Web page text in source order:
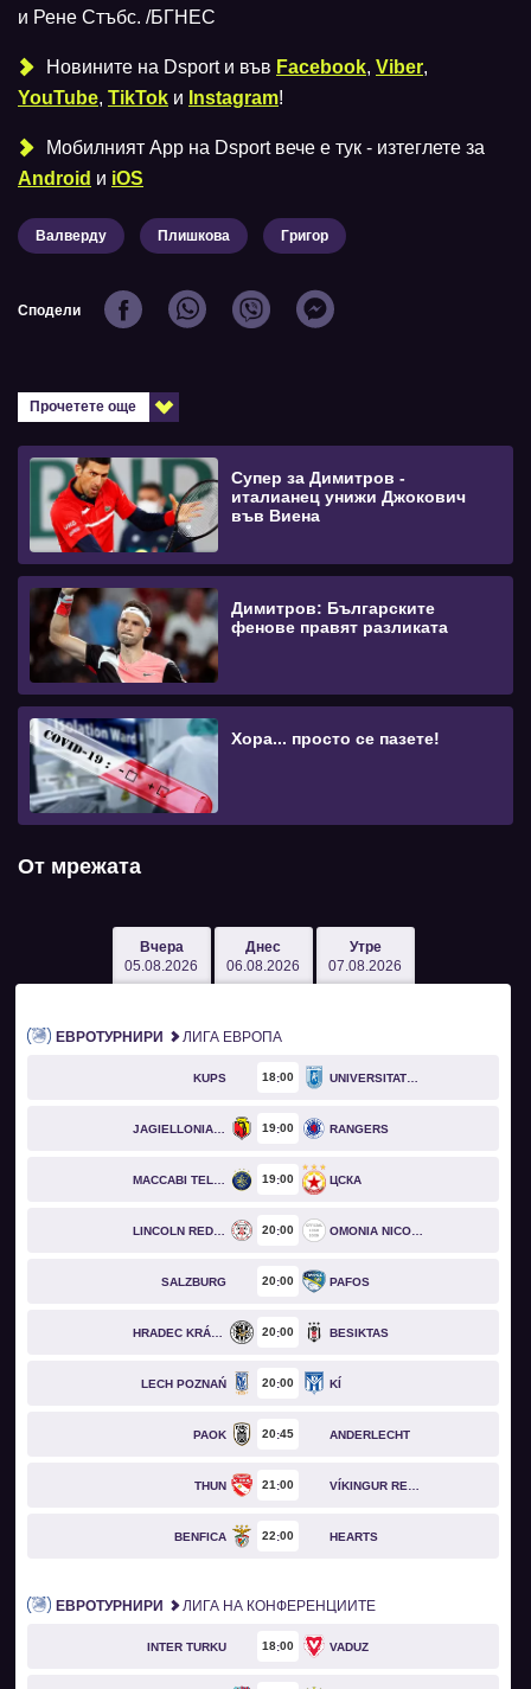
и Рене Стъбс. /БГНЕС
Новините на Dsport и във Facebook, Viber,
YouTube, TikTok и Instagram!
Мобилният Аpp на Dsport вече е тук - изтеглете за
Android и iOS
Валверду Плишкова Григор
Сподели
Прочетете още
Супер за Димитров -
италианец унижи Джокович
във Виена
Димитров: Българските
фенове правят разликата
Хора... просто се пазете!
От мрежата
Вчера
05.08.2026
Днес
06.08.2026
Утре
07.08.2026
ЕВРОТУРНИРИ ЛИГА ЕВРОПА
KUPS 18 00 UNIVERSITATEA CRAIOVA
JAGIELLONIA BIAŁYSTOK 19 00 RANGERS
MACCABI TEL AVIV 19 00 ЦСКА
LINCOLN RED IMPS 20 00 OMONIA NICOSIA
SALZBURG 20 00 PAFOS
HRADEC KRÁLOVÉ 20 00 BESIKTAS
LECH POZNAŃ 20 00 KÍ
PAOK 20 45 ANDERLECHT
THUN 21 00 VÍKINGUR REYKJAVÍK
BENFICA 22 00 HEARTS
ЕВРОТУРНИРИ ЛИГА НА КОНФЕРЕНЦИИТЕ
INTER TURKU 18 00 VADUZ